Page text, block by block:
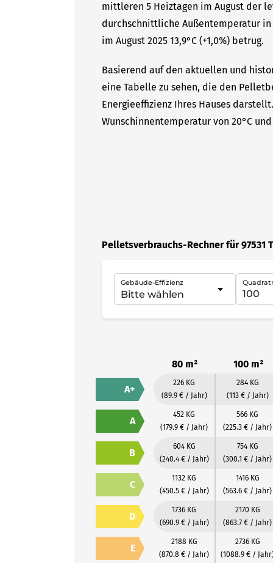
mittleren 5 Heiztagen im August der
durchschnittliche Außentemperatur in
im August 2025 13,9°C (+1,0%) betrug.
Basierend auf den aktuellen und
eine Tabelle zu sehen, die den
Energieeffizienz Ihres Hauses
Wunschinnentemperatur von 20°C
Pelletsverbrauchs-Rechner für 97531
Gebäude-Effizienz
80 m² 100 m²
A+
226 KG
(89.9 € / Jahr)
284 KG
(113 € / Jahr)
A
452 KG
(179.9 € / Jahr)
566 KG
(225.3 € / Jahr)
B
604 KG
(240.4 € / Jahr)
754 KG
(300.1 € / Jahr)
C
1132 KG
(450.5 € / Jahr)
1416 KG
(563.6 € / Jahr)
D
1736 KG
(690.9 € / Jahr)
2170 KG
(863.7 € / Jahr)
E
2188 KG
(870.8 € / Jahr)
2736 KG
(1088.9 € /